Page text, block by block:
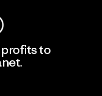
profits to